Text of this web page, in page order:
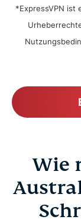
*ExpressVPN ist
Wie